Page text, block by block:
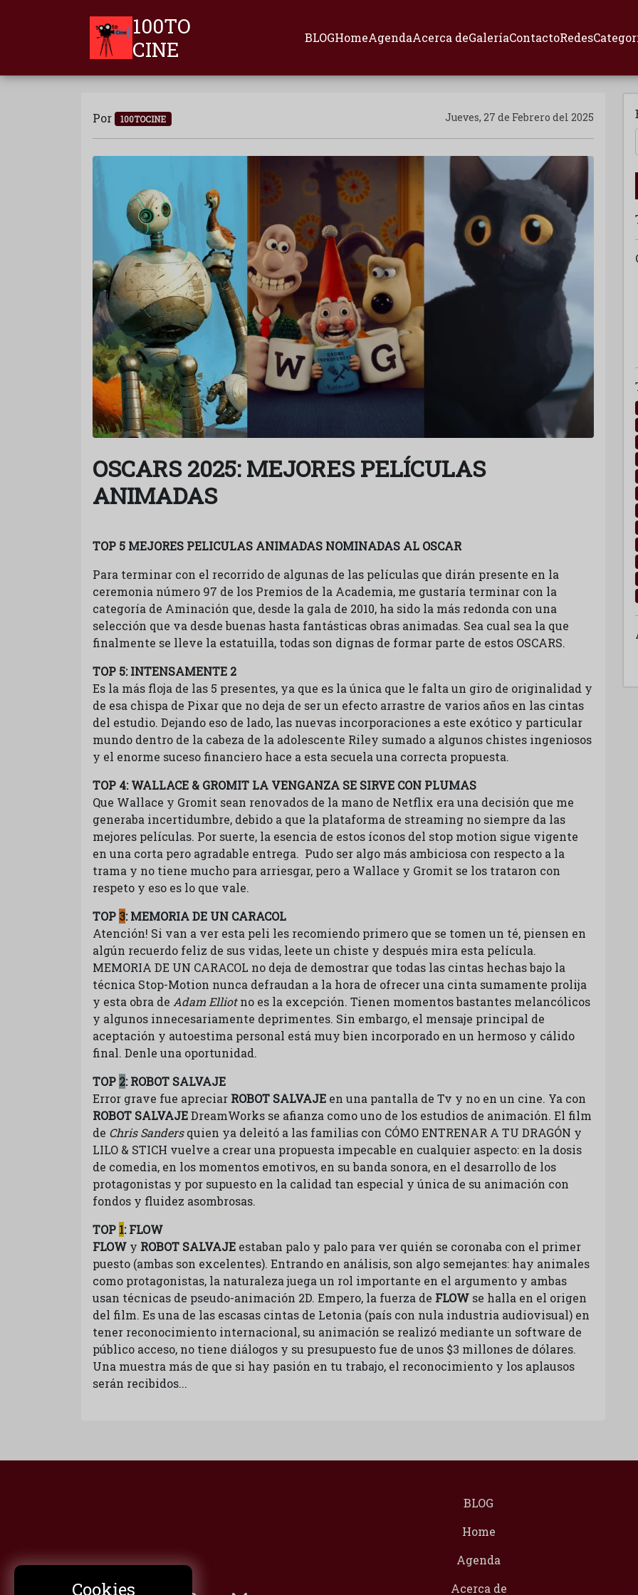
Cookies
100TO
CINE
BLOGHomeAgendaAcerca deGaleríaContactoRedes
Por 100TOCINE Jueves, 27 de Febrero del 2025
OSCARS 2025: MEJORES PELÍCULAS
ANIMADAS
TOP 5 MEJORES PELICULAS ANIMADAS NOMINADAS AL OSCAR
Para terminar con el recorrido de algunas de las películas que dirán presente en la
ceremonia número 97 de los Premios de la Academia, me gustaría terminar con la
categoría de Aminación que, desde la gala de 2010, ha sido la más redonda con una
selección que va desde buenas hasta fantásticas obras animadas. Sea cual sea la que
finalmente se lleve la estatuilla, todas son dignas de formar parte de estos OSCARS.
TOP 5: INTENSAMENTE 2
Es la más floja de las 5 presentes, ya que es la única que le falta un giro de originalidad y
de esa chispa de Pixar que no deja de ser un efecto arrastre de varios años en las cintas
del estudio. Dejando eso de lado, las nuevas incorporaciones a este exótico y particular
mundo dentro de la cabeza de la adolescente Riley sumado a algunos chistes ingeniosos
y el enorme suceso financiero hace a esta secuela una correcta propuesta.
TOP 4: WALLACE & GROMIT LA VENGANZA SE SIRVE CON PLUMAS
Que Wallace y Gromit sean renovados de la mano de Netflix era una decisión que me
generaba incertidumbre, debido a que la plataforma de streaming no siempre da las
mejores películas. Por suerte, la esencia de estos íconos del stop motion sigue vigente
en una corta pero agradable entrega. Pudo ser algo más ambiciosa con respecto a la
trama y no tiene mucho para arriesgar, pero a Wallace y Gromit se los trataron con
respeto y eso es lo que vale.
TOP 3: MEMORIA DE UN CARACOL
Atención! Si van a ver esta peli les recomiendo primero que se tomen un té, piensen en
algún recuerdo feliz de sus vidas, leete un chiste y después mira esta película.
MEMORIA DE UN CARACOL no deja de demostrar que todas las cintas hechas bajo la
técnica Stop-Motion nunca defraudan a la hora de ofrecer una cinta sumamente prolija
y esta obra de Adam Elliotno es la excepción. Tienen momentos bastantes melancólicos
y algunos innecesariamente deprimentes. Sin embargo, el mensaje principal de
aceptación y autoestima personal está muy bien incorporado en un hermoso y cálido
final. Denle una oportunidad.
TOP 2: ROBOT SALVAJE
Error grave fue apreciar ROBOT SALVAJE en una pantalla de Tv y no en un cine. Ya con
ROBOT SALVAJEDreamWorks se afianza como uno de los estudios de animación. El film
de Chris Sandersquien ya deleitó a las familias con CÓMO ENTRENAR A TU DRAGÓN y
LILO & STICH vuelve a crear una propuesta impecable en cualquier aspecto: en la dosis
de comedia, en los momentos emotivos, en su banda sonora, en el desarrollo de los
protagonistas y por supuesto en la calidad tan especial y única de su animación con
fondos y fluidez asombrosas.
TOP 1: FLOW
FLOW y ROBOT SALVAJE estaban palo y palo para ver quién se coronaba con el primer
puesto (ambas son excelentes). Entrando en análisis, son algo semejantes: hay animales
como protagonistas, la naturaleza juega un rol importante en el argumento y ambas
usan técnicas de pseudo-animación 2D. Empero, la fuerza de FLOW se halla en el origen
del film. Es una de las escasas cintas de Letonia (país con nula industria audiovisual) en
tener reconocimiento internacional, su animación se realizó mediante un software de
público acceso, no tiene diálogos y su presupuesto fue de unos $3 millones de dólares.
Una muestra más de que si hay pasión en tu trabajo, el reconocimiento y los aplausos
serán recibidos...
BLOG
Home
Agenda
Acerca de